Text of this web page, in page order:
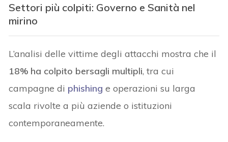
Settori più colpiti: Governo e Sanità nel
mirino
L’analisi delle vittime degli attacchi mostra che il
18% ha colpito bersagli multipli, tra cui
campagne di phishing e operazioni su larga
scala rivolte a più aziende o istituzioni
contemporaneamente.